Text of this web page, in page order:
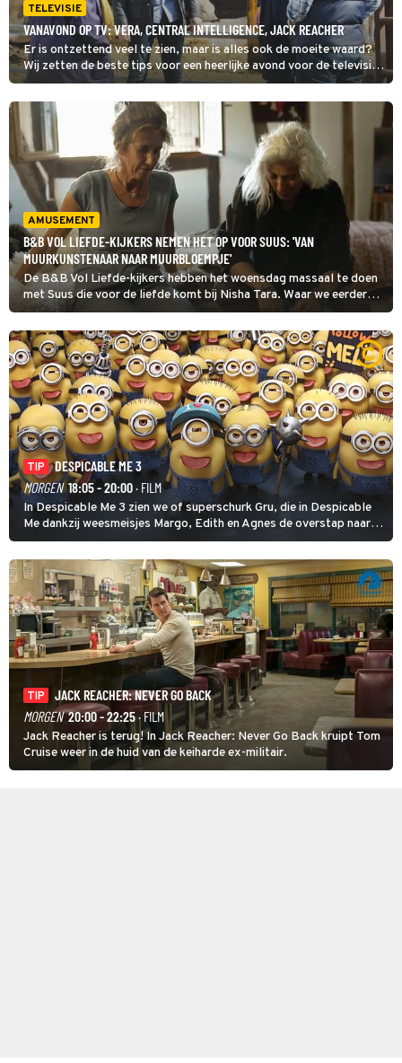
TELEVISIE
VANAVOND OP TV: VERA, CENTRAL INTELLIGENCE, JACK REACHER
Er is ontzettend veel te zien, maar is alles ook de moeite waard?
Wij zetten de beste tips voor een heerlijke avond voor de televisie
op een rij. Dit zijn de kijktips voor donderdag 6 augustus 2026.
Toch nog verder kijken, check dan onze primetime gids voor het
totale overzicht van wat er vanavond op tv is.
AMUSEMENT
B&B VOL LIEFDE-KIJKERS NEMEN HET OP VOOR SUUS: 'VAN
MUURKUNSTENAAR NAAR MUURBLOEMPJE'
De B&B Vol Liefde-kijkers hebben het woensdag massaal te doen
met Suus die voor de liefde komt bij Nisha Tara. Waar we eerder
zagen dat Suus wel een beetje beginnende vlinders had,
veranderde de sfeer bij de aankomst van Lieske.
TIP
DESPICABLE ME 3
MORGEN 18:05 - 20:00· FILM
In Despicable Me 3 zien we of superschurk Gru, die in Despicable
Me dankzij weesmeisjes Margo, Edith en Agnes de overstap naar
het rechte pad maakte, ook op dat pad weet te blijven.
TIP
JACK REACHER: NEVER GO BACK
MORGEN 20:00 - 22:25· FILM
Jack Reacher is terug! In Jack Reacher: Never Go Back kruipt Tom
Cruise weer in de huid van de keiharde ex-militair.